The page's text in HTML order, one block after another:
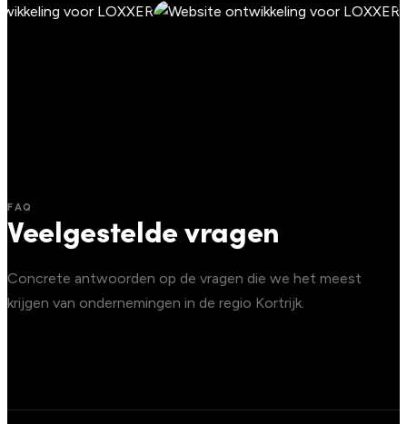
FAQ
Veelgestelde vragen
Concrete antwoorden op de vragen die we het meest
krijgen van ondernemingen in de regio Kortrijk.